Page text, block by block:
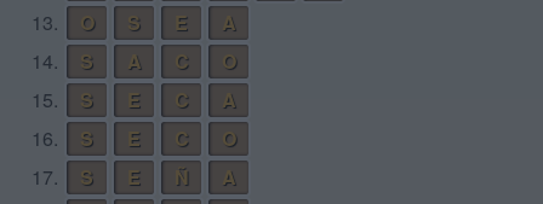
13.
O S E
A
14.
S A C
O
15.
S E C
A
16.
S E C
O
17.
S E Ñ
A